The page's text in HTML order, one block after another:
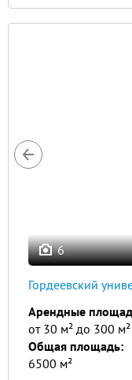
6
Гордеевский
Арендные
от 30 м² до 300 м²
Общая площадь:
6500 м²